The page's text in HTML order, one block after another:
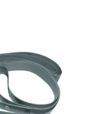
le
menu
enfant